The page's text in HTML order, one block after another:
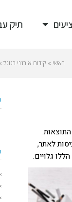
תיק
ראשי » קידום אורגני בגוגל
לאתר,
גלויים.